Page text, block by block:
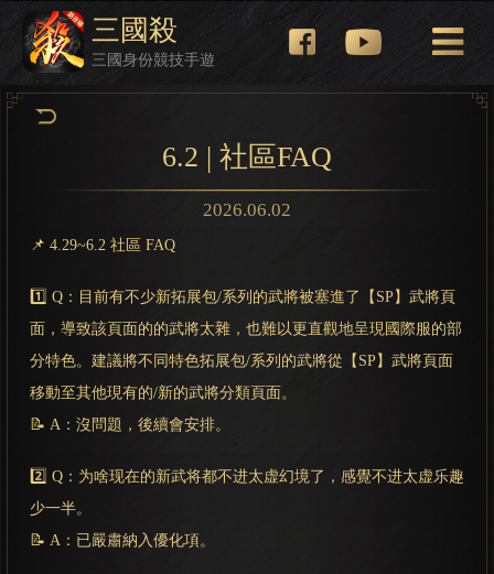
三國殺
三國身份競技手遊
6.2 | 社區FAQ
2026.06.02
📌 4.29~6.2 社區 FAQ
1️⃣ Q：目前有不少新拓展包/系列的武將被塞進了【SP】武將頁
面，導致該頁面的的武將太雜，也難以更直觀地呈現國際服的部
分特色。建議將不同特色拓展包/系列的武將從【SP】武將頁面
移動至其他現有的/新的武將分類頁面。
📝 A：沒問題，後續會安排。
2️⃣ Q：为啥现在的新武将都不进太虚幻境了，感覺不进太虚乐趣
少一半。
📝 A：已嚴肅納入優化項。